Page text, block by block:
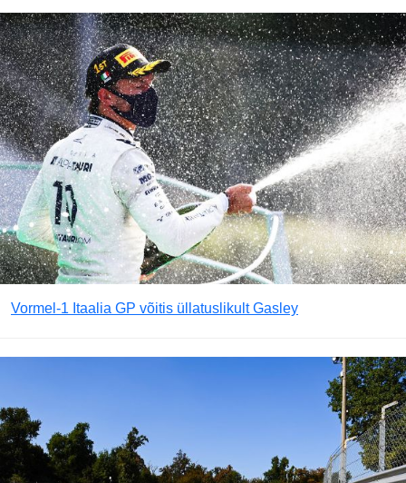
Vormel-1 Itaalia GP võitis üllatuslikult Gasley